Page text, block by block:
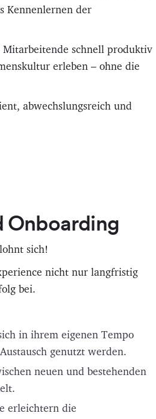
Kennenlernen der
Mitarbeitende schnell produktiv
erleben – ohne die
abwechslungsreich und
Onboarding
sich!
nicht nur langfristig
bei.
in ihrem eigenen Tempo
genutzt werden.
neuen und bestehenden
erleichtern die